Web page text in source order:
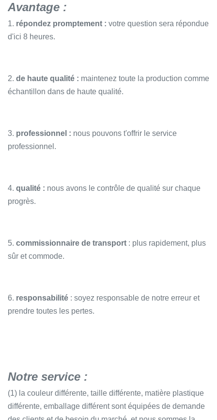
Avantage :
1. répondez promptement : votre question sera répondue
d'ici 8 heures.
2. de haute qualité : maintenez toute la production comme
échantillon dans de haute qualité.
3. professionnel : nous pouvons t'offrir le service
professionnel.
4. qualité : nous avons le contrôle de qualité sur chaque
progrès.
5. commissionnaire de transport : plus rapidement, plus
sûr et commode.
6. responsabilité : soyez responsable de notre erreur et
prendre toutes les pertes.
Notre service :
(1) la couleur différente, taille différente, matière plastique
différente, emballage différent sont équipées de demande